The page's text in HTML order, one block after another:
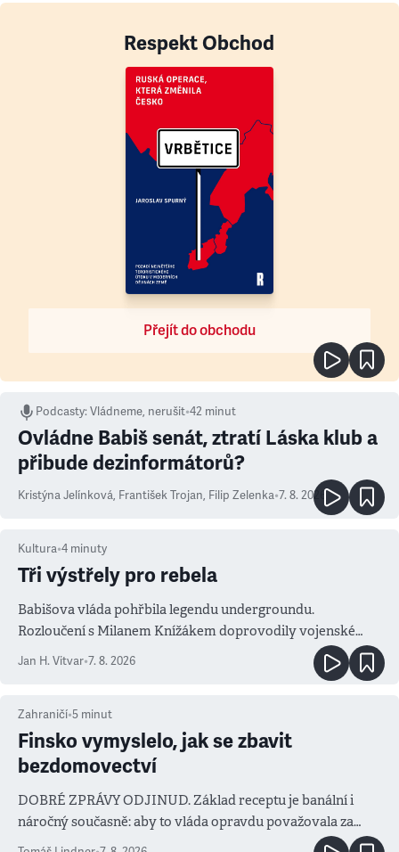
Respekt Obchod
Přejít do obchodu
Podcasty:Vládneme, nerušit•42 minut
Ovládne Babiš senát, ztratí Láska klub a
přibude dezinformátorů?
Kristýna Jelínková, František Trojan, Filip Zelenka•7. 8. 2026
Kultura•4 minuty
Tři výstřely pro rebela
Babišova vláda pohřbila legendu undergroundu.
Rozloučení s Milanem Knížákem doprovodily vojenské
salvy i kritika pokrokářů
Jan H. Vitvar•7. 8. 2026
Zahraničí•5 minut
Finsko vymyslelo, jak se zbavit
bezdomovectví
DOBRÉ ZPRÁVY ODJINUD. Základ receptu je banální i
náročný současně: aby to vláda opravdu považovala za
prioritu